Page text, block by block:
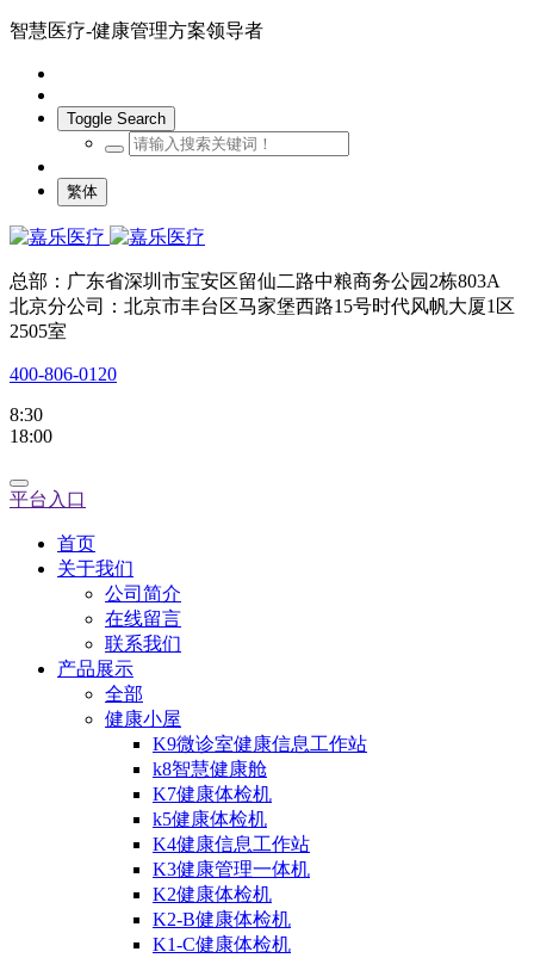
智慧医疗-健康管理方案领导者
Toggle Search
繁体
总部：广东省深圳市宝安区留仙二路中粮商务公园2栋803A
北京分公司：北京市丰台区马家堡西路15号时代风帆大厦1区
2505室
400-806-0120
8:30
18:00
平台入口
首页
关于我们
公司简介
在线留言
联系我们
产品展示
全部
健康小屋
K9微诊室健康信息工作站
k8智慧健康舱
K7健康体检机
k5健康体检机
K4健康信息工作站
K3健康管理一体机
K2健康体检机
K2-B健康体检机
K1-C健康体检机